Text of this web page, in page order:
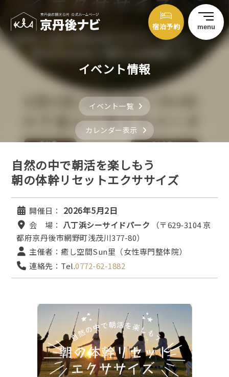
宿泊予約 menu
イベント情報
イベント一覧
カレンダー表示
自然の中で朝活を楽しもう
朝の体幹リセットエクササイズ
開催日： 2026年5月2日
会 場： 八丁浜シーサイドパーク
（〒629-3104 京
都府京丹後市網野町浅茂川377-80）
主催者：癒し空間Sun里（女性専門整体院）
連絡先：Tel.0772-62-1882